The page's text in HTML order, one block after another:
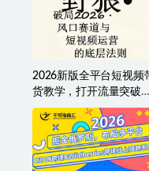
2026新版全平台短视频
货教学，打开流量突破
口，开始Ai带货（更新
0724）（更新7月）